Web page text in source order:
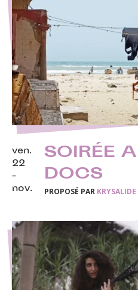
ven.
22
-
nov.
SOIRÉE
DOCS
PROPOSÉ PAR